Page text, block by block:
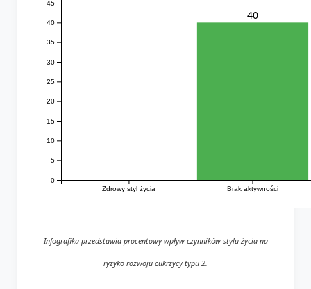
Zdrowy styl życia Brak aktywności
0
5
10
15
20
25
30
35
40
45
40
Infografika przedstawia procentowy wpływ czynników stylu życia na
ryzyko rozwoju cukrzycy typu 2.